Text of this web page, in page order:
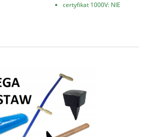
certyfikat 1000V: NIE